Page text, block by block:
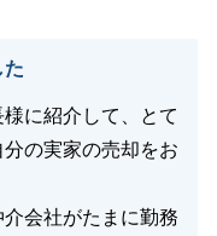
た
に紹介して、とて
の実家の売却をお
会社がたまに勤務